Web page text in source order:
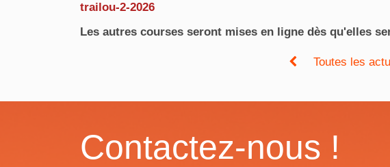
trailou-2-2026
Les autres courses seront mises en ligne dès qu'elles
Toutes les
Contactez-nous !